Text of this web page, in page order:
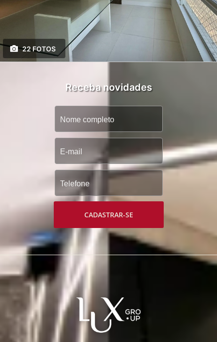
22 FOTOS
Receba novidades
CADASTRAR-SE